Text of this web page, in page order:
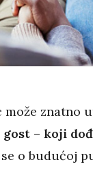
može znatno
gost – koji
o budućoj